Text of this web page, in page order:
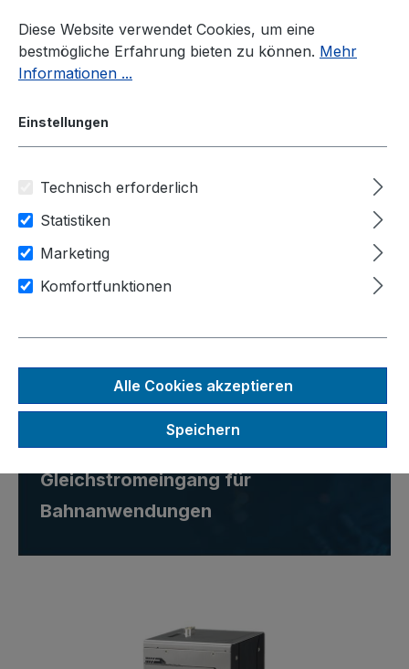
Zum Hauptinhalt springen
Industrie-PC Zubehör
Anwendungsbereiche
Sicherheit & Verteidigung
PB-9250J-110V
9250 w·s – Standalone-
Superkondensator-USV-
Modul mit 110 V DC-
Gleichstromeingang für
Bahnanwendungen
Diese Website verwendet Cookies, um eine
bestmögliche Erfahrung bieten zu können. Mehr
Informationen ...
Einstellungen
Technisch erforderlich
Statistiken
Marketing
Komfortfunktionen
Alle Cookies akzeptieren
Speichern